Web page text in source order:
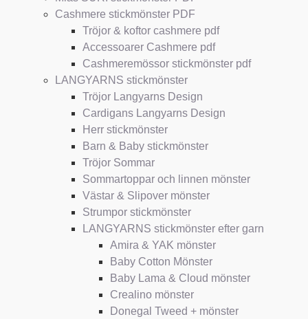
Cashmere stickmönster PDF
Tröjor & koftor cashmere pdf
Accessoarer Cashmere pdf
Cashmeremössor stickmönster pdf
LANGYARNS stickmönster
Tröjor Langyarns Design
Cardigans Langyarns Design
Herr stickmönster
Barn & Baby stickmönster
Tröjor Sommar
Sommartoppar och linnen mönster
Västar & Slipover mönster
Strumpor stickmönster
LANGYARNS stickmönster efter garn
Amira & YAK mönster
Baby Cotton Mönster
Baby Lama & Cloud mönster
Crealino mönster
Donegal Tweed + mönster